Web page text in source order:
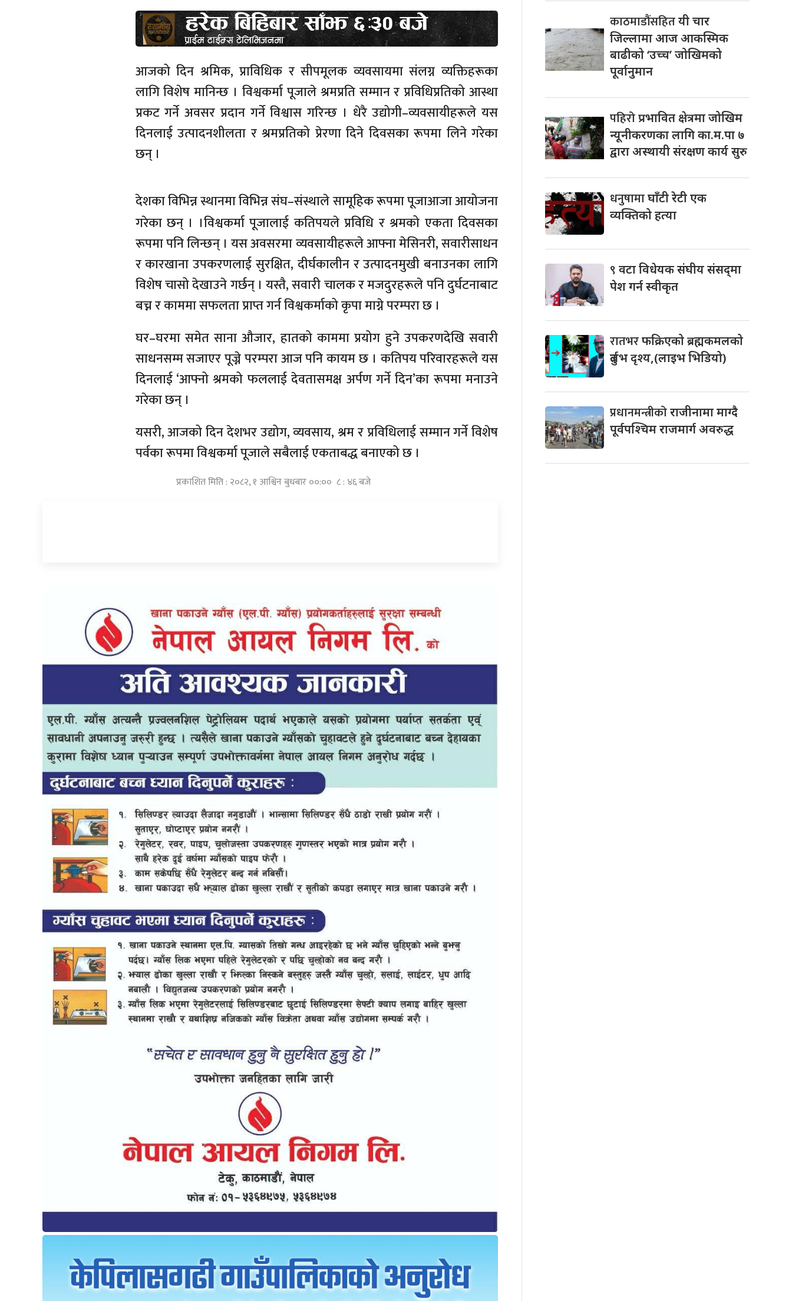
आजको दिन श्रमिक, प्राविधिक र सीपमूलक व्यवसायमा संलग्न व्यक्तिहरूका
लागि विशेष मानिन्छ । विश्वकर्मा पूजाले श्रमप्रति सम्मान र प्रविधिप्रतिको आस्था
प्रकट गर्ने अवसर प्रदान गर्ने विश्वास गरिन्छ । धेरै उद्योगी–व्यवसायीहरूले यस
दिनलाई उत्पादनशीलता र श्रमप्रतिको प्रेरणा दिने दिवसका रूपमा लिने गरेका
छन् ।
देशका विभिन्न स्थानमा विभिन्न संघ–संस्थाले सामूहिक रूपमा पूजाआजा आयोजना
गरेका छन् । ।विश्वकर्मा पूजालाई कतिपयले प्रविधि र श्रमको एकता दिवसका
रूपमा पनि लिन्छन् । यस अवसरमा व्यवसायीहरूले आफ्ना मेसिनरी, सवारीसाधन
र कारखाना उपकरणलाई सुरक्षित, दीर्घकालीन र उत्पादनमुखी बनाउनका लागि
विशेष चासो देखाउने गर्छन् । यस्तै, सवारी चालक र मजदुरहरूले पनि दुर्घटनाबाट
बच्न र काममा सफलता प्राप्त गर्न विश्वकर्माको कृपा माग्ने परम्परा छ ।
घर–घरमा समेत साना औजार, हातको काममा प्रयोग हुने उपकरणदेखि सवारी
साधनसम्म सजाएर पूज्ने परम्परा आज पनि कायम छ । कतिपय परिवारहरूले यस
दिनलाई ‘आफ्नो श्रमको फललाई देवतासमक्ष अर्पण गर्ने दिन’का रूपमा मनाउने
गरेका छन् ।
यसरी, आजको दिन देशभर उद्योग, व्यवसाय, श्रम र प्रविधिलाई सम्मान गर्ने विशेष
पर्वका रूपमा विश्वकर्मा पूजाले सबैलाई एकताबद्ध बनाएको छ ।
प्रकाशित मिति : २०८२, १ आश्विन बुधबार ००:०० ८ : ४६ बजे
काठमाडौंसहितयी चार
जिल्लामा आज आकस्मिक
बाढीको ‘उच्च’ जोखिमको
पूर्वानुमान
पहिरोप्रभावित क्षेत्रमा जोखिम
न्यूनीकरणका लागि का.म.पा ७
द्वारा अस्थायी संरक्षण कार्य सुरु
धनुषामाघाँटी रेटी एक
व्यक्तिको हत्या
९वटा विधेयक संघीय संसद्‌मा
पेश गर्न स्वीकृत
रातभरफक्रिएको ब्रह्मकमलको
दुर्लभ दृश्य,(लाइभ भिडियो)
प्रधानमन्त्रीकोराजीनामा माग्दै
पूर्वपश्चिम राजमार्ग अवरुद्ध